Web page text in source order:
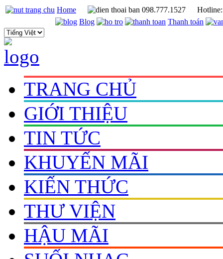
Home 098.777.1527
Blog
Thanh toán
TRANG CHỦ
GIỚI THIỆU
TIN TỨC
KHUYẾN MÃI
KIẾN THỨC
THƯ VIỆN
HẬU MÃI